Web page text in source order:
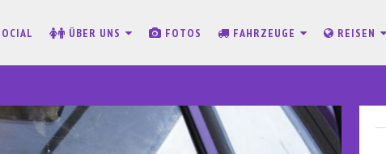
ÜBER UNS FOTOS FAHRZEUGE REISEN